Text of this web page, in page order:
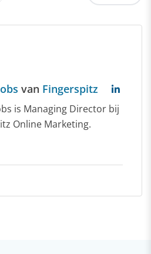
van Fingerspitz
is Managing Director bij
Online Marketing.